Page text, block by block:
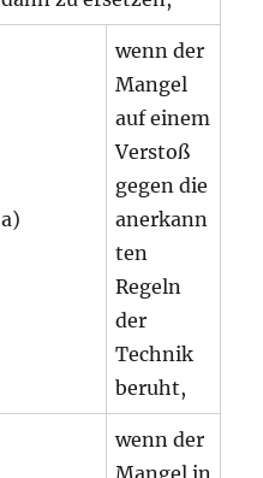
a)
wenn der
Mangel
auf einem
Verstoß
gegen die
anerkann
ten
Regeln
der
Technik
beruht,
wenn der
Mangel in